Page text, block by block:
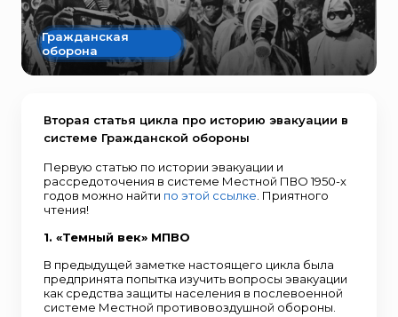
Гражданская
оборона
Вторая статья цикла про историю эвакуации в
системе Гражданской обороны
Первую статью по истории эвакуации и
рассредоточения в системе Местной ПВО 1950-х
годов можно найти по этой ссылке. Приятного
чтения!
1. «Темный век» МПВО
В предыдущей заметке настоящего цикла была
предпринята попытка изучить вопросы эвакуации
как средства защиты населения в послевоенной
системе Местной противовоздушной обороны.